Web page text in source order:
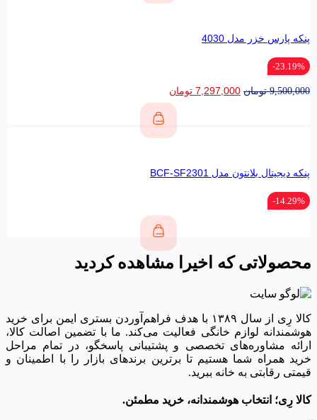
پنکه پارس خزر مدل 4030
23.19%-
9,500,000 تومان 7,297,000 تومان
پنکه دیجیتال بلانتون مدل BCF-SF2301
14.29%-
محصولاتی که اخیرا مشاهده کردید
کالا رِی از سال ۱۳۸۹ با هدف فراهم‌آوردن بستری ایمن برای خرید
هوشمندانه لوازم خانگی فعالیت می‌کند. ما با تضمین اصالت کالا،
ارائه مشاوره‌های تخصصی و پشتیبانی پاسخگو، در تمام مراحل
خرید همراه شما هستیم تا برترین برندهای بازار را با اطمینان و
قیمتی رقابتی به خانه‌ ببرید.
کالا رِی؛ انتخاب هوشمندانه، خرید مطمئن.